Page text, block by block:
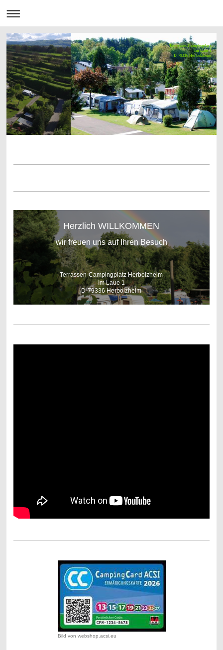
Terrassen-Campingplatz
Im Laue 1
D-79336 Herbolzheim
Herzlich WILLKOMMEN
wir freuen uns auf Ihren Besuch
Terrassen-Campingplatz Herbolzheim
Im Laue 1
D-79336 Herbolzheim
Bild von webshop.acsi.eu